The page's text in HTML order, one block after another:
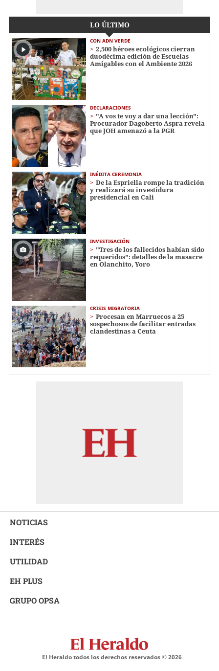
LO ÚLTIMO
CON ADN VERDE
2,500 héroes ecológicos cierran
duodécima edición de Escuelas
Amigables con el Ambiente 2026
DECLARACIONES
"A vos te voy a dar una lección":
Procurador Dagoberto Aspra revela
que JOH amenazó a la PGR
INÉDITA CEREMONIA
De la Espriella rompe la tradición
y realizará su investidura
presidencial en Cali
INVESTIGACIÓN
"Tres de los fallecidos habían sido
requeridos": detalles de la masacre
en Olanchito, Yoro
CRISIS MIGRATORIA
Procesan en Marruecos a 25
sospechosos de facilitar entradas
clandestinas a Ceuta
NOTICIAS
INTERÉS
UTILIDAD
EH PLUS
GRUPO OPSA
El Heraldo todos los derechos reservados ©2026